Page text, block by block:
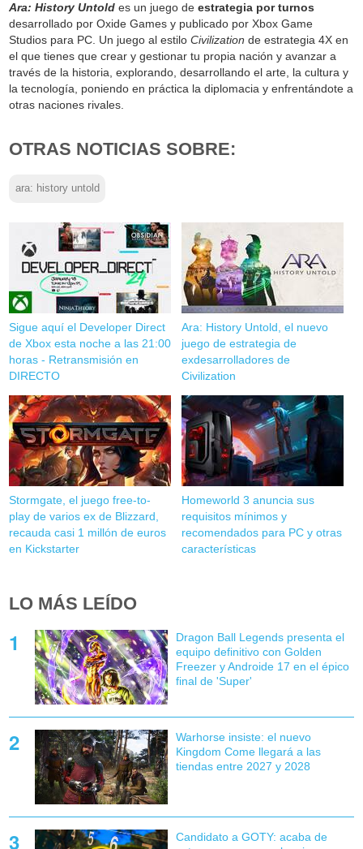
Ara: History Untold es un juego deestrategia por turnos
desarrollado por Oxide Games y publicado por Xbox Game
Studios para PC. Un juego al estiloCivilization de estrategia 4X en
el que tienes que crear y gestionar tu propia nación y avanzar a
través de la historia, explorando, desarrollando el arte, la cultura y
la tecnología, poniendo en práctica la diplomacia y enfrentándote a
otras naciones rivales.
OTRAS NOTICIAS SOBRE:
ara: history untold
Sigue aquí el Developer Direct
de Xbox esta noche a las 21:00
horas - Retransmisión en
DIRECTO
Ara: History Untold, el nuevo
juego de estrategia de
exdesarrolladores de
Civilization
Stormgate, el juego free-to-
play de varios ex de Blizzard,
recauda casi 1 millón de euros
en Kickstarter
Homeworld 3 anuncia sus
requisitos mínimos y
recomendados para PC y otras
características
LO MÁS LEÍDO
Dragon Ball Legends presenta el
equipo definitivo con Golden
Freezer y Androide 17 en el épico
final de 'Super'
Warhorse insiste: el nuevo
Kingdom Come llegará a las
tiendas entre 2027 y 2028
Candidato a GOTY: acaba de